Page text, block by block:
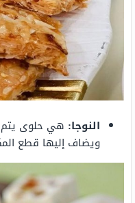
النوجا: هي حلوى يتم
ويضاف إليها قطع